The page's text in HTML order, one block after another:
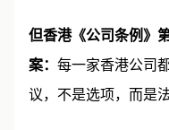
但香港《公司条例》
案： 每一家香港公司
议，不是选项，而是